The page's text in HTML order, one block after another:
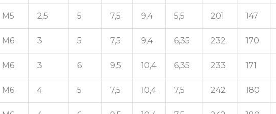
M5 2,5 5 7,5 9,4 5,5 201 147
M6 3 5 7,5 9,4 6,35 232 170
M6 3 6 9,5 10,4 6,35 233 171
M6 4 5 7,5 10,4 7,5 242 180